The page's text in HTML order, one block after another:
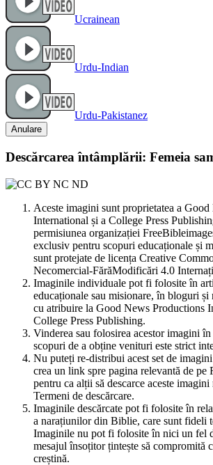
Ucrainean
Urdu-Indian
Urdu-Pakistanez
Anulare
Descărcarea întâmplării: Femeia
Aceste imagini sunt proprietatea a
International și a College Press
permisiunea organizației
exclusiv pentru scopuri educaționale și
sunt protejate de licența Creative
Necomercial-FărăModificări 4.0
Imaginile individuale pot fi folosite în
educaționale sau misionare, în bloguri și
cu atribuire la Good News Productions
College Press Publishing.
Vinderea sau folosirea acestor imagini
scopuri de a obține venituri este strict
Nu puteți re-distribui acest set de
crea un link spre pagina relevantă de pe
pentru ca alții să descarce aceste imagini
Termeni de descărcare.
Imaginile descărcate pot fi folosite în
a narațiunilor din Biblie, care sunt fideli
Imaginile nu pot fi folosite în nici un fel
mesajul însoțitor țintește să compromită
creștină.